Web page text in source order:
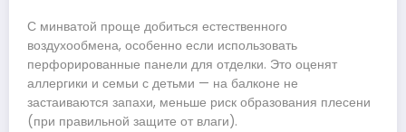
С минватой проще добиться естественного
воздухообмена, особенно если использовать
перфорированные панели для отделки. Это оценят
аллергики и семьи с детьми — на балконе не
застаиваются запахи, меньше риск образования плесени
(при правильной защите от влаги).